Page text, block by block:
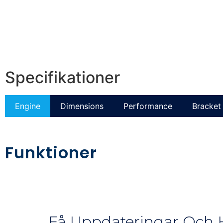
Specifikationer
Engine Dimensions Performance
Funktioner